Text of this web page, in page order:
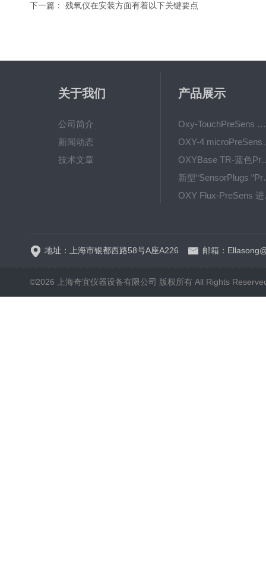
下一篇： 残氧仪在安装方面有着以下关键要点
关于我们
公司简介
新闻动态
技术文章
产品展示
Oxy-TouchPreSens 氧分析仪 多孔培养容器监测
OXY-4
OXYBase TR-蓝色
新型
地址：上海市银都西路58号A座A226 邮箱：
©2026 上海奇宜仪器设备有限公司 版权所有 All Rights